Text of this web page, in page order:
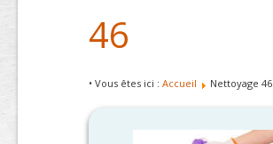
46
• Vous êtes ici : Accueil Nettoyage 46